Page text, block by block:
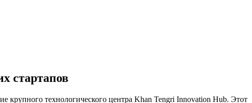
стартапов
крупного технологического центра Khan Tengri Innovation Hub. Этот